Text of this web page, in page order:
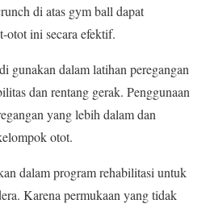
di atas gym ball dapat
otot ini secara efektif.
gunakan dalam latihan peregangan
dan rentang gerak. Penggunaan
yang lebih dalam dan
otot.
dalam program rehabilitasi untuk
Karena permukaan yang tidak